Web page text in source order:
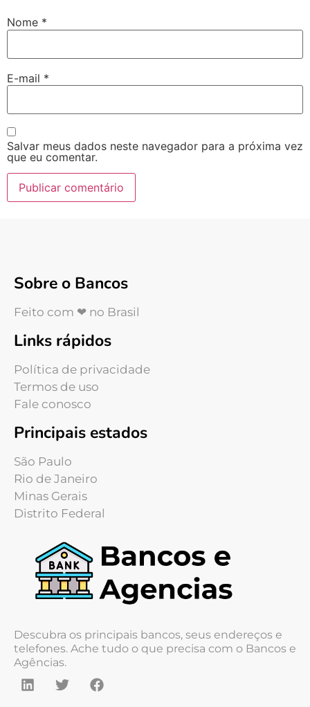
Nome *
E-mail *
Salvar meus dados neste navegador para a próxima vez
que eu comentar.
Sobre o Bancos
Feito com ❤ no Brasil
Links rápidos
Política de privacidade
Termos de uso
Fale conosco
Principais estados
São Paulo
Rio de Janeiro
Minas Gerais
Distrito Federal
Descubra os principais bancos, seus endereços e
telefones. Ache tudo o que precisa com o Bancos e
Agências.